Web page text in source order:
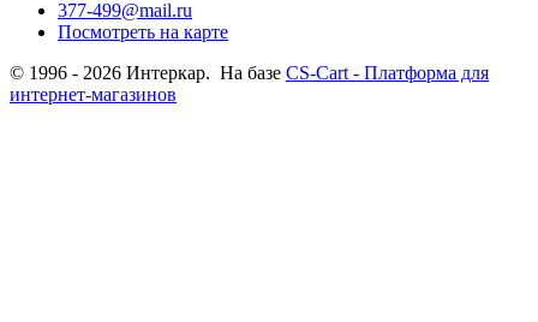
377-499@mail.ru
Посмотреть на карте
© 1996 - 2026 Интеркар. На базе CS-Cart - Платформа для
интернет-магазинов